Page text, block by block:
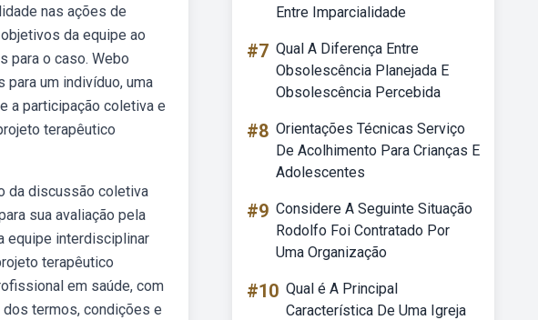
nas ações de
da equipe ao
para o caso. Webo
um indivíduo, uma
a participação coletiva e
terapêutico
da discussão coletiva
sua avaliação pela
equipe interdisciplinar
terapêutico
em saúde, com
termos, condições e
Entre Imparcialidade
#7 Qual A Diferença Entre
Obsolescência Planejada E
Obsolescência Percebida
#8 Orientações Técnicas Serviço
De Acolhimento Para Crianças E
Adolescentes
#9 Considere A Seguinte Situação
Rodolfo Foi Contratado Por
Uma Organização
#10 Qual é A Principal
Característica De Uma Igreja